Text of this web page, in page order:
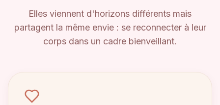
Elles viennent d'horizons différents mais
partagent la même envie : se reconnecter à leur
corps dans un cadre bienveillant.